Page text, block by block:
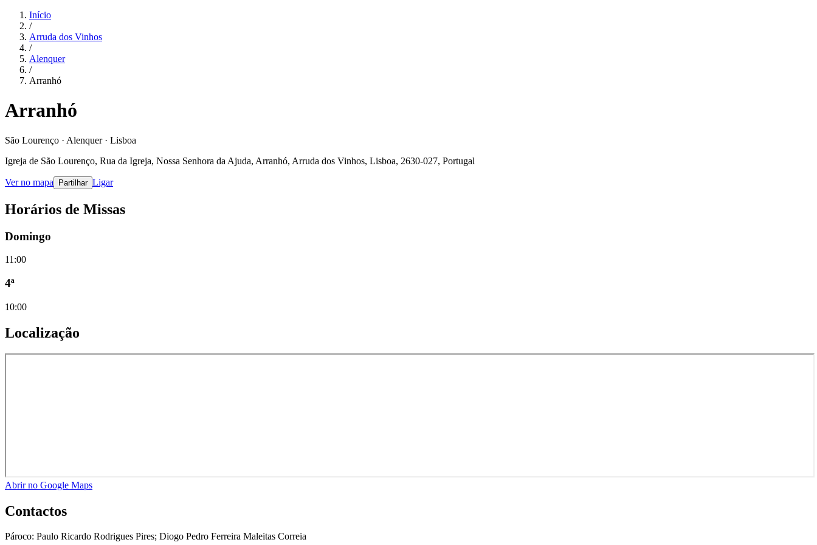
Início
/
Arruda dos Vinhos
/
Alenquer
/
Arranhó
Arranhó
São Lourenço · Alenquer · Lisboa
Igreja de São Lourenço, Rua da Igreja, Nossa Senhora da Ajuda, Arranhó, Arruda dos Vinhos, Lisboa, 2630-027, Portugal
Ver no mapa Partilhar Ligar
Horários de Missas
Domingo
11:00
4ª
10:00
Localização
Abrir no Google Maps
Contactos
Pároco: Paulo Ricardo Rodrigues Pires; Diogo Pedro Ferreira Maleitas Correia